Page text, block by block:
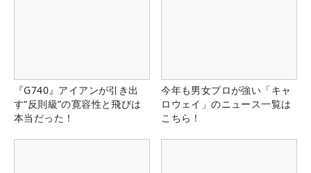
『G740』アイアンが引き出
す“反則級”の寛容性と飛びは
本当だった！
今年も男女プロが強い「キャ
ロウェイ」のニュース一覧は
こちら！